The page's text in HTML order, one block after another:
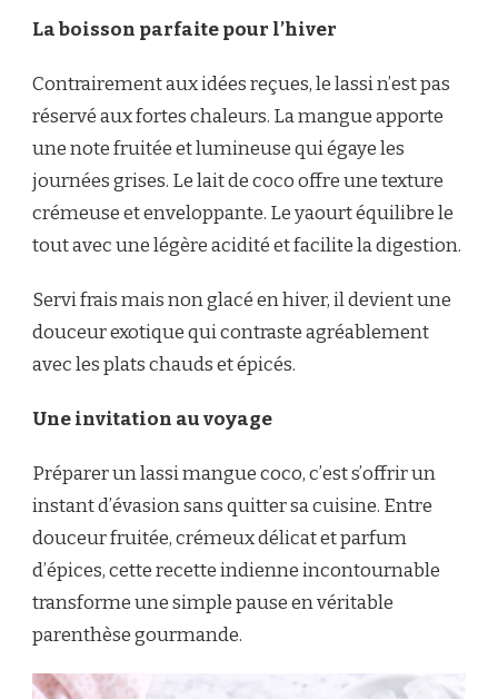
La boisson parfaite pour l’hiver
Contrairement aux idées reçues, le lassi n’est pas
réservé aux fortes chaleurs. La mangue apporte
une note fruitée et lumineuse qui égaye les
journées grises. Le lait de coco offre une texture
crémeuse et enveloppante. Le yaourt équilibre le
tout avec une légère acidité et facilite la digestion.
Servi frais mais non glacé en hiver, il devient une
douceur exotique qui contraste agréablement
avec les plats chauds et épicés.
Une invitation au voyage
Préparer un lassi mangue coco, c’est s’offrir un
instant d’évasion sans quitter sa cuisine. Entre
douceur fruitée, crémeux délicat et parfum
d’épices, cette recette indienne incontournable
transforme une simple pause en véritable
parenthèse gourmande.